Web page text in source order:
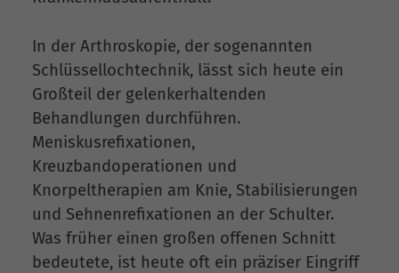
In der Arthroskopie, der sogenannten
Schlüssellochtechnik, lässt sich heute ein
Großteil der gelenkerhaltenden
Behandlungen durchführen.
Meniskusrefixationen,
Kreuzbandoperationen und
Knorpeltherapien am Knie, Stabilisierungen
und Sehnenrefixationen an der Schulter.
Was früher einen großen offenen Schnitt
bedeutete, ist heute oft ein präziser Eingriff